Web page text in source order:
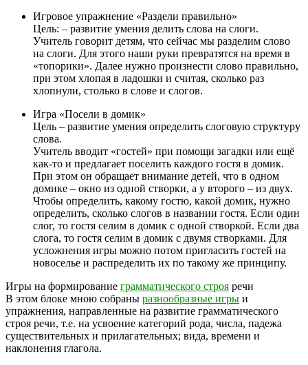
Игровое упражнение «Раздели правильно»
Цель: – развитие умения делить слова на слоги.
Учитель говорит детям, что сейчас мы разделим слово
на слоги. Для этого наши руки превратятся на время в
«топорики». Далее нужно произнести слово правильно,
при этом хлопая в ладошки и считая, сколько раз
хлопнули, столько в слове и слогов.
Игра «Посели в домик»
Цель – развитие умения определить слоговую структуру
слова.
Учитель вводит «гостей» при помощи загадки или ещё
как-то и предлагает поселить каждого гостя в домик.
При этом он обращает внимание детей, что в одном
домике – окно из одной створки, а у второго – из двух.
Чтобы определить, какому гостю, какой домик, нужно
определить, сколько слогов в названии гостя. Если один
слог, то гостя селим в домик с одной створкой. Если два
слога, то гостя селим в домик с двумя створками. Для
усложнения игры можно потом пригласить гостей на
новоселье и распределить их по такому же принципу.
Игры на формирование грамматического строя речи
В этом блоке мною собраны разнообразные игры и
упражнения, направленные на развитие грамматического
строя речи, т.е. на усвоение категорий рода, числа, падежа
существительных и прилагательных; вида, времени и
наклонения глагола.